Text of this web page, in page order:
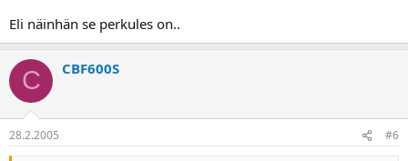
Eli näinhän se perkules on..
C CBF600S
28.2.2005 #6